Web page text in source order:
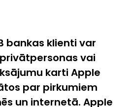
bankas klienti var
vai
karti Apple
par pirkumiem
un internetā. Apple